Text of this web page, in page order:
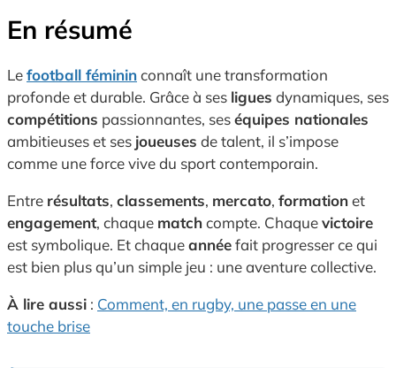
En résumé
Lefootball fémininconnaît une transformation
profonde et durable. Grâce à ses ligues dynamiques, ses
compétitions passionnantes, seséquipes nationales
ambitieuses et ses joueuses de talent, il s’impose
comme une force vive du sport contemporain.
Entre résultats, classements, mercato, formationet
engagement, chaque matchcompte. Chaquevictoire
est symbolique. Et chaqueannéefait progresser ce qui
est bien plus qu’un simple jeu : une aventure collective.
À lire aussi : Comment, en rugby, une passe en une
touche brise